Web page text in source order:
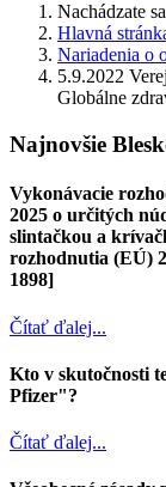
Nachádzate
Hlavná
Nariadenia o
5.9.2022
Globálne
Najnovšie
Vykonávacie
2025 o určitých
slintačkou a
rozhodnutia (EÚ)
1898]
Čítať ďalej...
Kto v skutočnosti
Pfizer"?
Čítať ďalej...